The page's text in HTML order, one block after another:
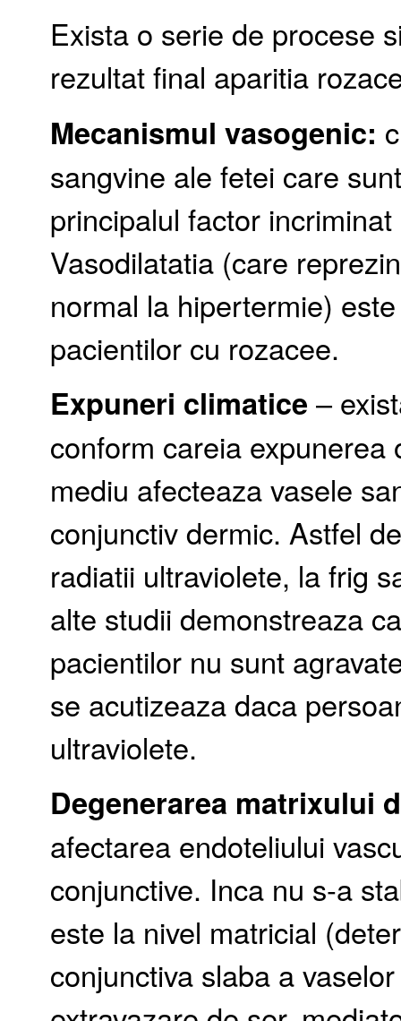
Exista o serie de procese
rezultat final aparitia
Mecanismul vasogenic:
sangvine ale fetei care
principalul factor
Vasodilatatia (care
normal la hipertermie)
pacientilor cu rozacee.
Expuneri climatice–
conform careia
mediu afecteaza vasele
conjunctiv dermic. Astfel
radiatii ultraviolete, la frig
alte studii demonstreaza
pacientilor nu sunt
se acutizeaza daca
ultraviolete.
Degenerarea matrixului
afectarea endoteliului
conjunctive. Inca nu s-a
este la nivel matricial
conjunctiva slaba a